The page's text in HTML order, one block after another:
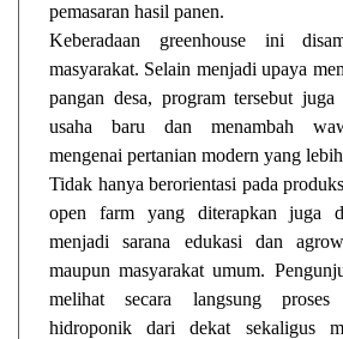
pemasaran hasil panen.
Keberadaan greenhouse ini
masyarakat. Selain menjadi upaya
pangan desa, program tersebut
usaha baru dan menambah
mengenai pertanian modern yang
Tidak hanya berorientasi pada
open farm yang diterapkan juga
menjadi sarana edukasi dan
maupun masyarakat umum.
melihat secara langsung
hidroponik dari dekat sekaligus